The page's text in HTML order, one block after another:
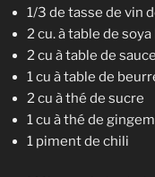
1/3 de tasse de vin
2 cu. à table de
2 cu à table de
1 cu à table de
2 cu à thé de sucre
1 cu à thé de
1 piment de chili